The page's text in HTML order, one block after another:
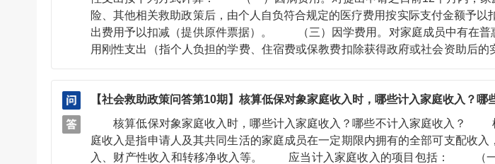
险、其他相关救助政策后，由个人自负符合规定的医疗费用按实际支付金额
出费用予以扣减（提供原件票据）。 （三）因学费用。对家庭成员中有在普
用刚性支出（指个人负担的学费、住宿费或保教费扣除获得政府或社会资助后
【社会救助政策问答第10期】核算低保对象家庭收入时，哪些计入家庭收入？哪
核算低保对象家庭收入时，哪些计入家庭收入？哪些不计入家庭收入？ 根
庭收入是指申请人及其共同生活的家庭成员在一定期限内拥有的全部可支配收
入、财产性收入和转移净收入等。 应当计入家庭收入的项目包括： （一